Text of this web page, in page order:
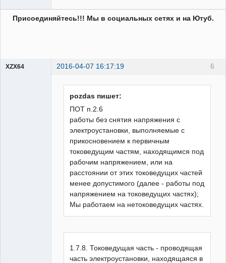
Присоединяйтесь!!! Мы в социальных сетях и на Ютуб.
6
XZX64 2016-04-07 16:17:19
pozdas пишет:
ПОТ п.2.6
работы без снятия напряжения с
электроустановки, выполняемые с
прикосновением к первичным
токоведущим частям, находящимся под
рабочим напряжением, или на
расстоянии от этих токоведущих частей
менее допустимого (далее - работы под
напряжением на токоведущих частях);
Мы работаем на нетоковедущих частях.
1.7.8. Токоведущая часть - проводящая
часть электроустановки, находящаяся в